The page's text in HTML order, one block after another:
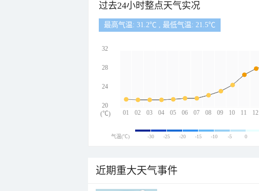
过去24小时整点天气实况
最高气温: 31.2℃ , 最低气温: 21.5℃
01 02 03 04 05 06 07 08 09 10 11 12
32
28
24
20
(℃)
气温(℃) -30 -25 -20 -15 -10 -5 0
近期重大天气事件